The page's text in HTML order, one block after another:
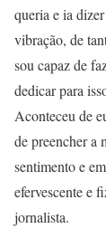
queria e ia
vibração, de
sou capaz de
dedicar para
Aconteceu de
de preencher a
sentimento e
efervescente e
jornalista.